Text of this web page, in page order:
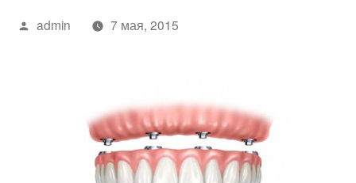
Написано
admin 7 мая, 2015